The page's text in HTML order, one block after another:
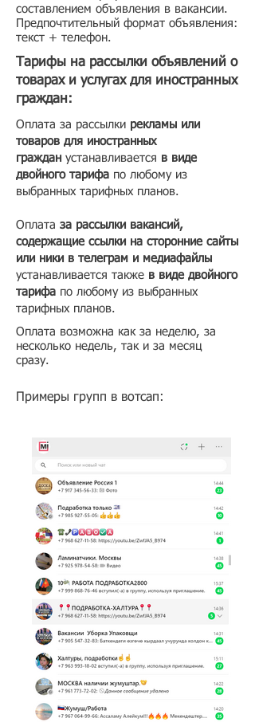
составлением объявления в вакансии.
Предпочтительный формат объявления:
текст + телефон.
Тарифы на рассылки объявлений о
товарах и услугах для иностранных
граждан:
Оплата за рассылки рекламы или
товаров для иностранных
граждан устанавливается в виде
двойного тарифа по любому из
выбранных тарифных планов.
Оплата за рассылки вакансий,
содержащие ссылки на сторонние сайты
или ники в телеграм и медиафайлы
устанавливается также в виде двойного
тарифа по любому из выбранных
тарифных планов.
Оплата возможна как за неделю, за
несколько недель, так и за месяц
сразу.
Примеры групп в вотсап: